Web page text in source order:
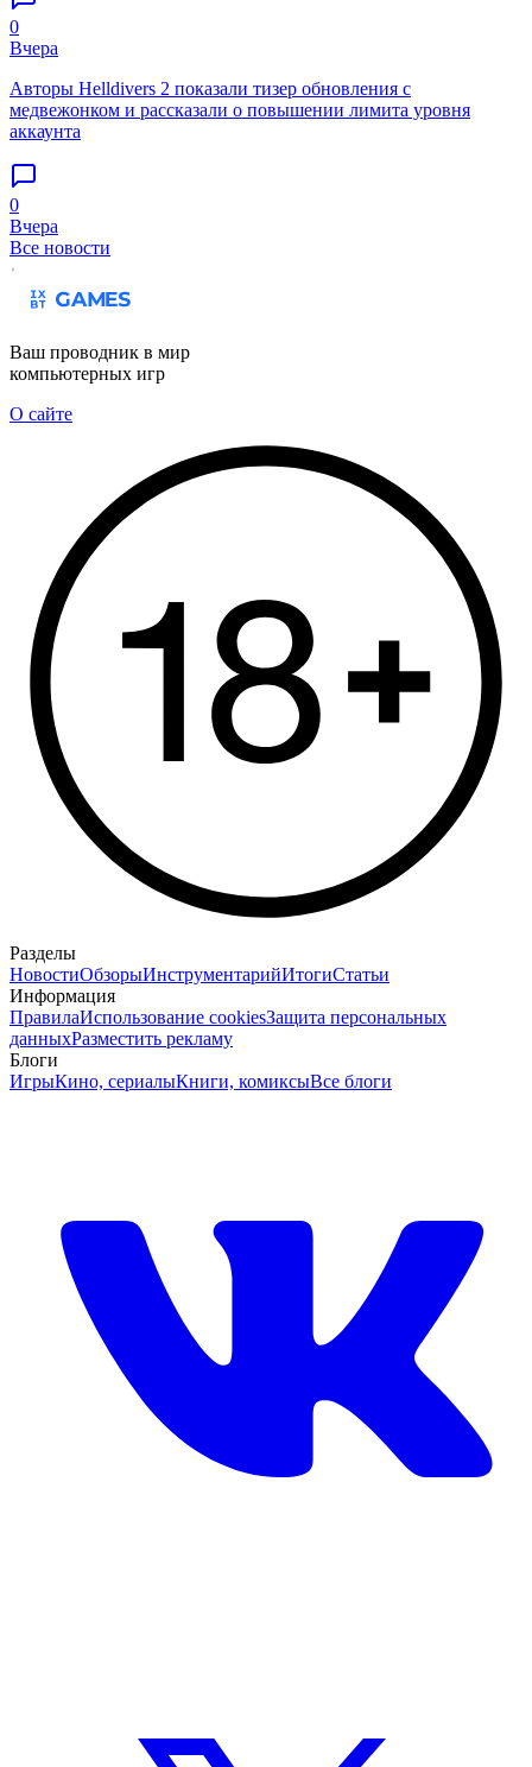
0
Вчера
Авторы Helldivers 2 показали тизер обновления с
медвежонком и рассказали о повышении лимита уровня
аккаунта
0
Вчера
Все новости
Ваш проводник в мир
компьютерных игр
О сайте
Разделы
НовостиОбзорыИнструментарийИтогиСтатьи
Информация
ПравилаИспользование cookiesЗащита персональных
данныхРазместить рекламу
Блоги
ИгрыКино, сериалыКниги, комиксыВсе блоги